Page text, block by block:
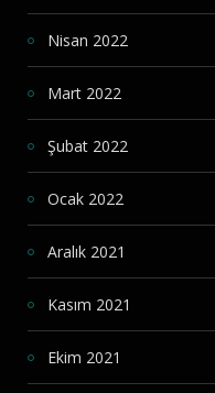
Nisan 2022
Mart 2022
Şubat 2022
Ocak 2022
Aralık 2021
Kasım 2021
Ekim 2021